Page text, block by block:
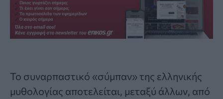
Το συναρπαστικό «σύμπαν» της ελληνικής
μυθολογίας αποτελείται, μεταξύ άλλων, από